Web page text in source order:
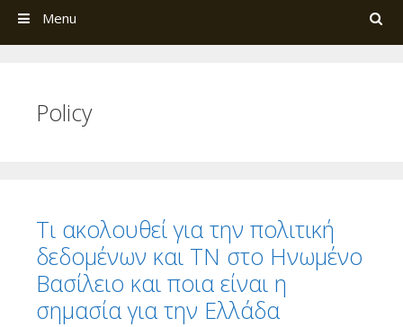
Search
Menu
Policy
Τι ακολουθεί για την πολιτική
δεδομένων και ΤΝ στο Ηνωμένο
Βασίλειο και ποια είναι η
σημασία για την Ελλάδα